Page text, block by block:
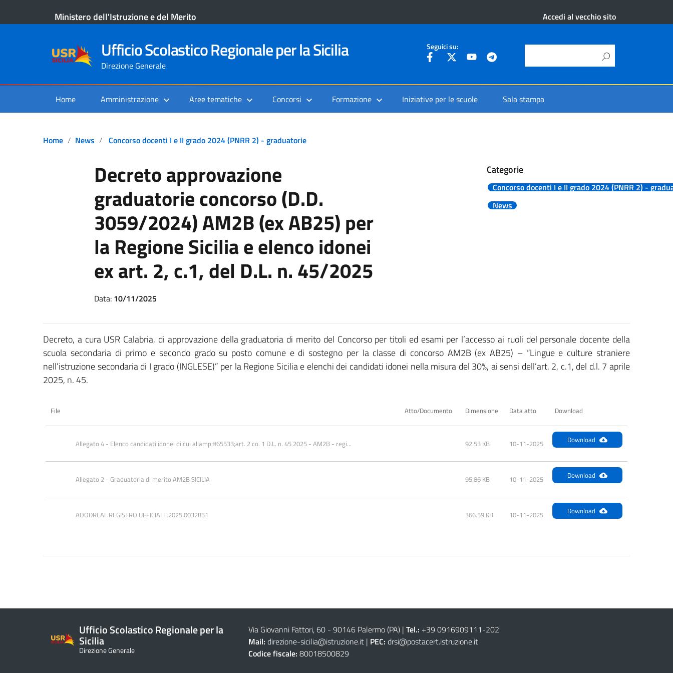
Ministero dell'Istruzione e del Merito Accedi al vecchio sito
Ufficio Scolastico Regionale per la Sicilia
Direzione Generale
Seguici su:
Home Amministrazione Aree tematiche Concorsi Formazione Iniziative per le scuole Sala stampa
Home News Concorso docenti I e II grado 2024 (PNRR 2) - graduatorie
Decreto approvazione
graduatorie concorso (D.D.
3059/2024) AM2B (ex AB25) per
la Regione Sicilia e elenco idonei
ex art. 2, c.1, del D.L. n. 45/2025
Categorie
Concorso docenti I e II grado 2024 (PNRR 2) -
News
Data: 10/11/2025
Decreto, a cura USR Calabria, di approvazione della graduatoria di merito del Concorso per titoli ed esami per l’accesso ai ruoli del personale docente della
scuola secondaria di primo e secondo grado su posto comune e di sostegno per la classe di concorso AM2B (ex AB25) – “Lingue e culture straniere
nell’istruzione secondaria di I grado (INGLESE)” per la Regione Sicilia e elenchi dei candidati idonei nella misura del 30%, ai sensi dell’art. 2, c.1, del d.l. 7 aprile
2025, n. 45.
File Atto/Documento Dimensione Data atto Download
Allegato 4 - Elenco candidati idonei di cui allamp;#65533;art. 2 co. 1 D.L. n. 45 2025 - AM2B - regi... 92.53 KB 10-11-2025 Download
Allegato 2 - Graduatoria di merito AM2B SICILIA 95.86 KB 10-11-2025 Download
AOODRCAL.REGISTRO UFFICIALE.2025.0032851 366.59 KB 10-11-2025 Download
Ufficio Scolastico Regionale per la
Sicilia
Direzione Generale
Via Giovanni Fattori, 60 - 90146 Palermo (PA)| Tel.: +39 0916909111-202
Mail: direzione-sicilia@istruzione.it| PEC: drsi@postacert.istruzione.it
Codice fiscale: 80018500829